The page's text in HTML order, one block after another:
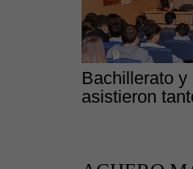
Bachillerato
asistieron